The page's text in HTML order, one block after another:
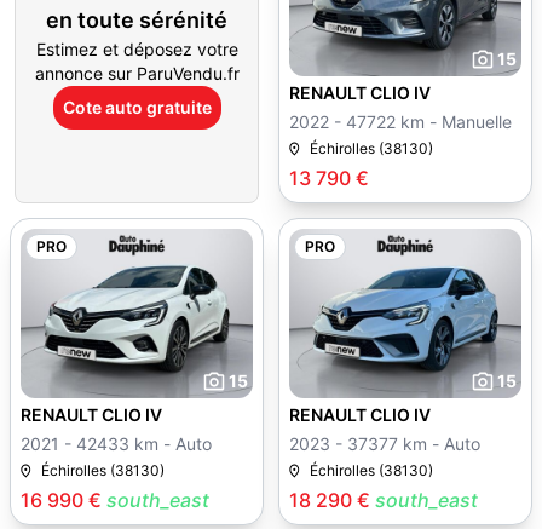
en toute sérénité
Estimez et déposez votre
annonce sur ParuVendu.fr
Cote auto gratuite
15
13 790 €
RENAULT CLIO IV
2022 - 47722 km - Manuelle
Échirolles (38130)
PRO
15
16 990 € south_east
RENAULT CLIO IV
2021 - 42433 km - Auto
Échirolles (38130)
PRO
15
18 290 € south_east
RENAULT CLIO IV
2023 - 37377 km - Auto
Échirolles (38130)